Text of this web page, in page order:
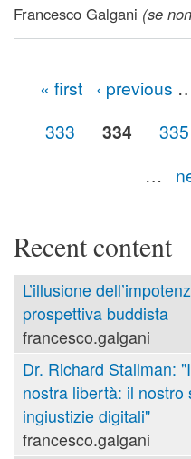
Francesco Galgani (se
« first ‹ previous
333
334 335
…
Recent content
L’illusione
prospettiva buddista
francesco.galgani
Dr. Richard Stallman:
nostra libertà: il nostro
ingiustizie digitali"
francesco.galgani